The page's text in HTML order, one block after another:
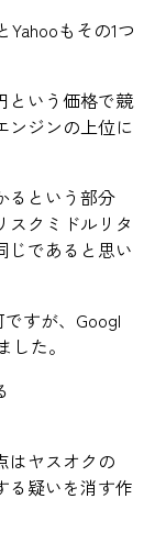
もその1つ
いう価格で競
ンジンの上位に
るという部分
スクミドルリタ
じであると思い
すが、Googl
た。
はヤスオクの
る疑いを消す作